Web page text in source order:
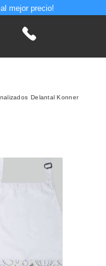
mejor precio!
Delantal Konner